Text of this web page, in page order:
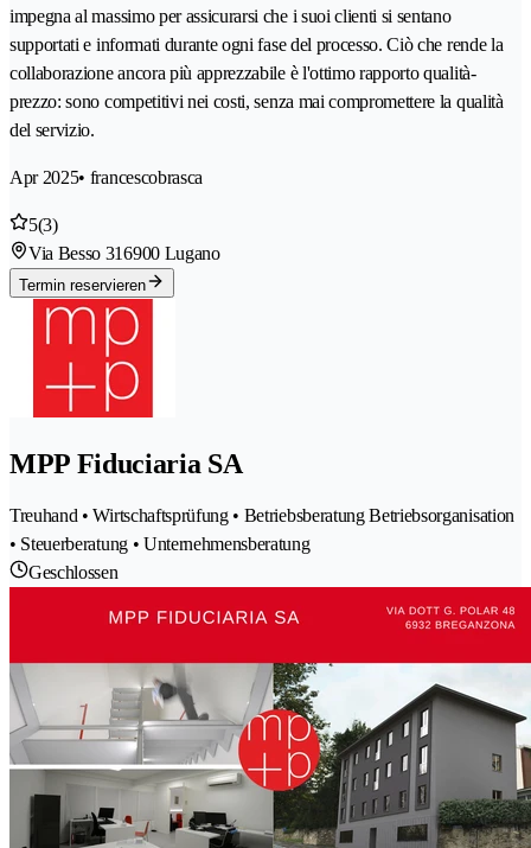
impegna al massimo per assicurarsi che i suoi clienti si sentano
supportati e informati durante ogni fase del processo. Ciò che rende la
collaborazione ancora più apprezzabile è l'ottimo rapporto qualità-
prezzo: sono competitivi nei costi, senza mai compromettere la qualità
del servizio.
Apr 2025• francescobrasca
5(3)
Via Besso 316900 Lugano
Termin reservieren
MPP Fiduciaria SA
Treuhand • Wirtschaftsprüfung • Betriebsberatung Betriebsorganisation
• Steuerberatung • Unternehmensberatung
Geschlossen